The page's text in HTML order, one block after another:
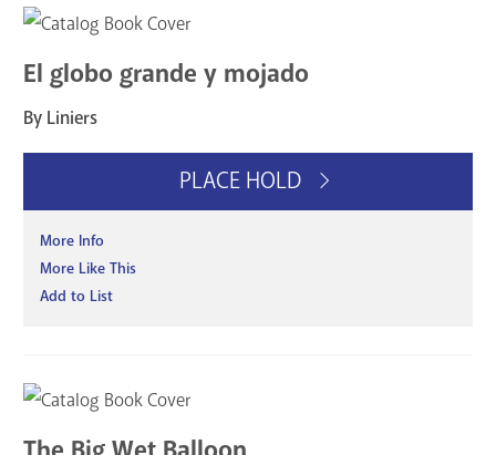
El globo grande y mojado
By Liniers
PLACE HOLD
More Info
More Like This
Add to List